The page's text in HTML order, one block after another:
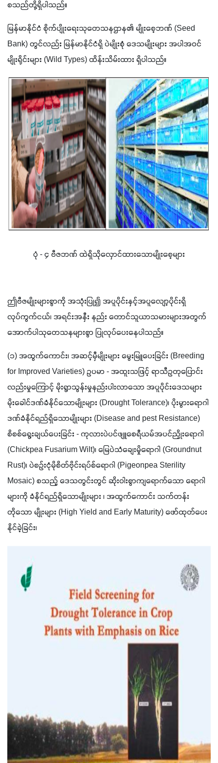
စသည်တို့ရှိပါသည်။
မြန်မာနိုင်ငံ စိုက်ပျိုးရေးသုတေသနဌာန၏ မျိုးစေ့ဘဏ် (Seed
Bank) တွင်လည်း မြန်မာနိုင်ငံရှိ ပဲမျိုးစုံ ဒေသမျိုးများ အပါအဝင်
မျိုးရိုင်းများ (Wild Types) ထိန်းသိမ်းထား ရှိပါသည်။
ပုံ - ၄ ဗီဇဘဏ် ထဲရှိသိုလှောင်ထားသောမျိုးစေ့များ
ဤဗီဇမျိုးများစွာကို အသုံးပြု၍ အပူပိုင်းနှင့်အပူလျော့ပိုင်းရှိ
လုပ်ကွက်ငယ်၊ အရင်းအနှီး နည်း တောင်သူယာသမားများအတွက်
အောက်ပါသုတေသနများစွာ ပြုလုပ်ပေးနေပါသည်။
(၁) အထွက်ကောင်း၊ အဆင့်မှီမျိုးများ မွေးမြူပေးခြင်း (Breeding
for Improved Varieties) ဥပမာ - အထူးသဖြင့် ရာသီဥတုပြောင်း
လည်းမှုကြောင့် မိုးရွာသွန်းမှုနည်းပါးလာသော အပူပိုင်းဒေသများ
မိုးခေါင်ဒဏ်ခံနိုင်သောမျိုးများ (Drought Tolerance)၊ ပိုးမွားရောဂါ
ဒဏ်ခံနိုင်ရည်ရှိသောမျိုးများ (Disease and pest Resistance)
စိစစ်ရွေးချယ်ပေးခြင်း - ကုလားပဲပင်ဖျူစေရီယမ်အပင်ညှိုးရောဂါ
(Chickpea Fusarium Wilt)၊ မြေပဲသံချေးမှိုရောဂါ (Groundnut
Rust)၊ ပဲစဉ်းငုံမိုစိတ်ဗိုင်းရပ်စ်ရောဂါ (Pigeonpea Sterility
Mosaic) စသည့် ဒေသတွင်းတွင် ဆိုးဝါးစွာကျရောက်သော ရောဂါ
များကို ခံနိုင်ရည်ရှိသောမျိုးများ ၊ အထွက်ကောင်း သက်တန်း
တိုသော မျိုးများ (High Yield and Early Maturity) ဖော်ထုတ်ပေး
နိုင်ခဲ့ခြင်း၊